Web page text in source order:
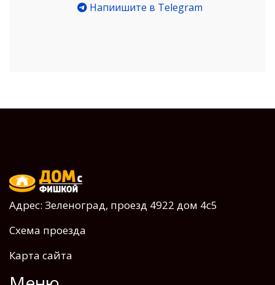
Напиишите в Telegram
Адрес: Зеленоград, проезд 4922 дом 4с5
Схема проезда
Карта сайта